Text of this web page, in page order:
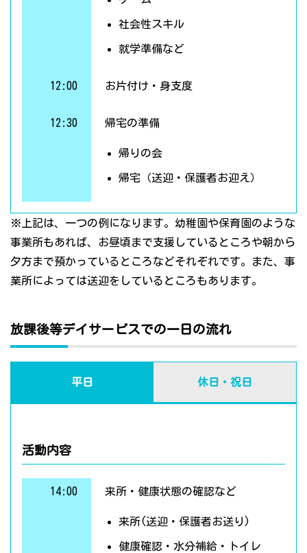
社会性スキル
就学準備など
12:00 お片付け・身支度
12:30 帰宅の準備
帰りの会
帰宅（送迎・保護者お迎え）
※上記は、一つの例になります。幼稚園や保育園のような
事業所もあれば、お昼頃まで支援しているところや朝から
夕方まで預かっているところなどそれぞれです。また、事
業所によっては送迎をしているところもあります。
放課後等デイサービスでの一日の流れ
平日 休日・祝日
活動内容
14:00 来所・健康状態の確認など
来所(送迎・保護者お送り)
健康確認・水分補給・トイレ